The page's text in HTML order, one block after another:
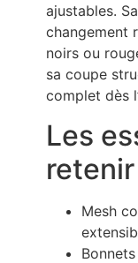
ajustables.
changement
noirs ou
sa coupe
complet dès
Les
retenir
Mesh